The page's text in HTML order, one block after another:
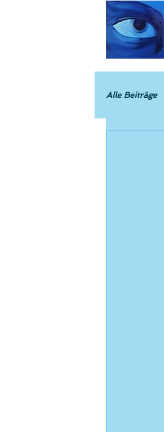
Alle Beiträge